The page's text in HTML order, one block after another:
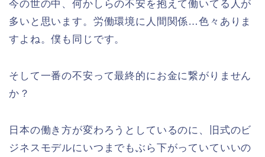
今の世の中、何かしらの不安を抱えて働いてる人が
多いと思います。労働環境に人間関係…色々ありま
すよね。僕も同じです。
そして一番の不安って最終的にお金に繋がりません
か？
日本の働き方が変わろうとしているのに、旧式のビ
ジネスモデルにいつまでもぶら下がっていていいの